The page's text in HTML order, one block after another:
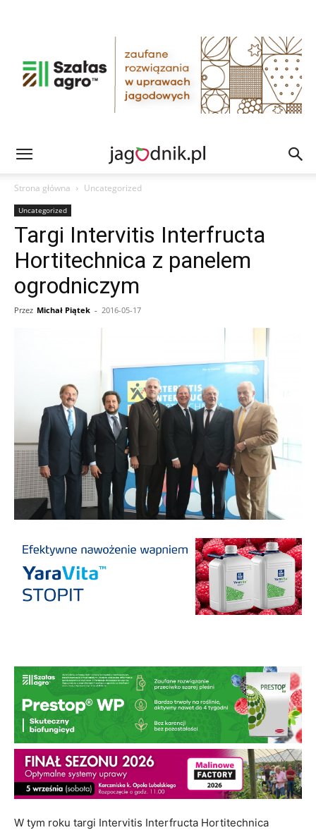
Strona główna Uncategorized
Uncategorized
Targi Intervitis Interfructa
Hortitechnica z panelem
ogrodniczym
Przez Michał Piątek - 2016-05-17
W tym roku targi Intervitis Interfructa Hortitechnica